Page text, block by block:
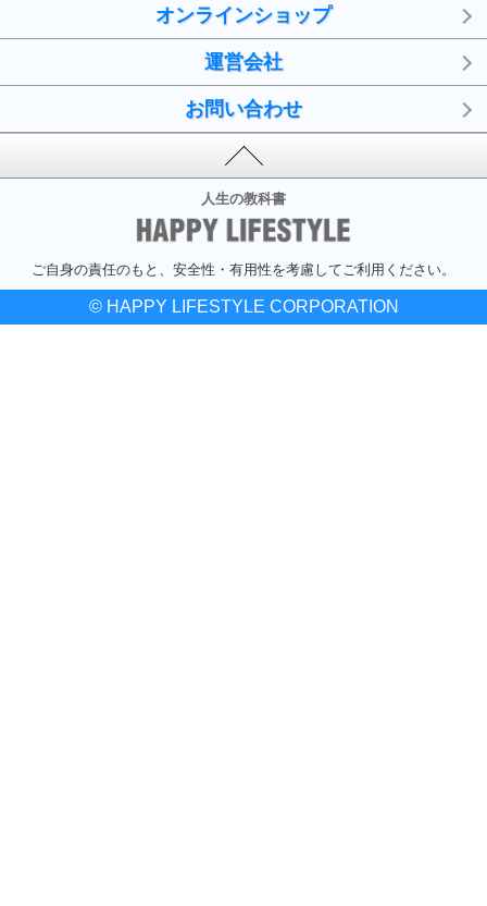
オンラインショップ
運営会社
お問い合わせ
人生の教科書
ご自身の責任のもと、安全性・有用性を考慮してご利用ください。
© HAPPY LIFESTYLE CORPORATION